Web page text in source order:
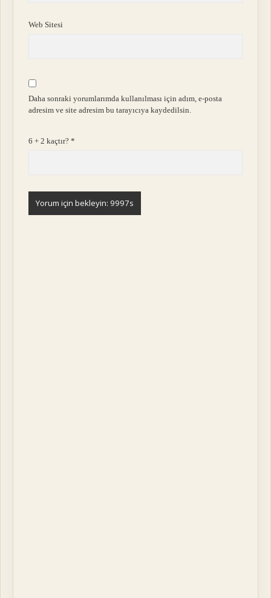
Web Sitesi
Daha sonraki yorumlarımda kullanılması için adım, e-posta
adresim ve site adresim bu tarayıcıya kaydedilsin.
6 + 2 kaçtır?*